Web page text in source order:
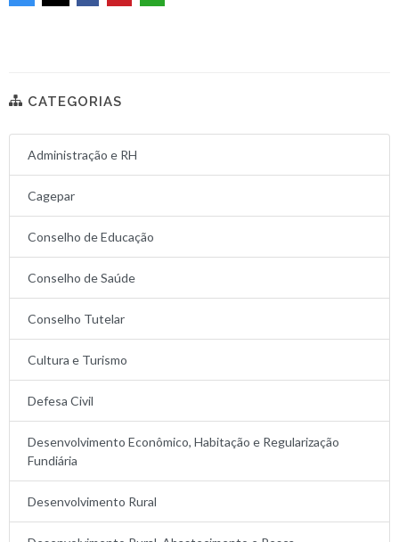
CATEGORIAS
Administração e RH
Cagepar
Conselho de Educação
Conselho de Saúde
Conselho Tutelar
Cultura e Turismo
Defesa Civil
Desenvolvimento Econômico, Habitação e Regularização
Fundiária
Desenvolvimento Rural